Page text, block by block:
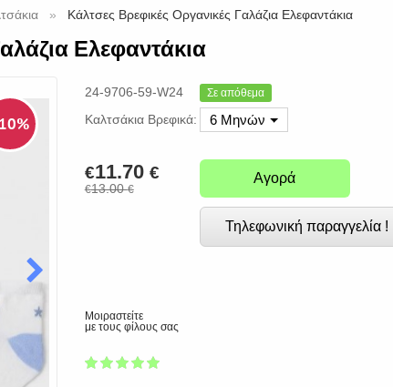
Κάλτσες Βρεφικές Οργανικές Γαλάζια Ελεφαντάκια
Ελεφαντάκια
24-9706-59-W24 Σε απόθεμα
Καλτσάκια Βρεφικά: 6 Μηνών
€11.70 €
€13.00€
Αγορά
Τηλεφωνική παραγγελία !
Μοιραστείτε
με τους φίλους σας
1
2
3
4
5